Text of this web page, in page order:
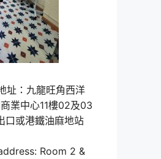
址：九龍旺角西洋
業中心11樓02及03
口或港鐵油麻地站
Room 2 &